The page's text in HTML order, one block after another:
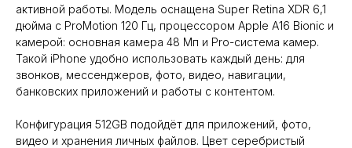
активной работы. Модель оснащена Super Retina XDR 6,1
дюйма с ProMotion 120 Гц, процессором Apple A16 Bionic и
камерой: основная камера 48 Мп и Pro-система камер.
Такой iPhone удобно использовать каждый день: для
звонков, мессенджеров, фото, видео, навигации,
банковских приложений и работы с контентом.
Конфигурация 512GB подойдёт для приложений, фото,
видео и хранения личных файлов. Цвет серебристый